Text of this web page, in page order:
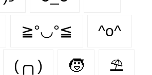
≧°◡°≦ ^o^
(╭╮) 🧒 ⛱